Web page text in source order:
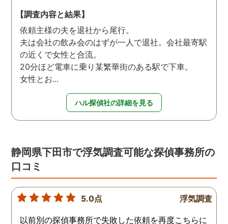
【調査内容と結果】
依頼主様の夫を退社から尾行。
夫は会社の飲み会のはずが一人で退社。会社最寄駅
の近くで女性と合流。
20分ほど電車に乗り某繁華街のある駅で下車。
女性とお...
ハル探偵社の詳細を見る
静岡県下田市で浮気調査可能な探偵事務所の
口コミ
5.0点 浮気調査
以前別の探偵事務所で失敗した依頼を再度こちらに